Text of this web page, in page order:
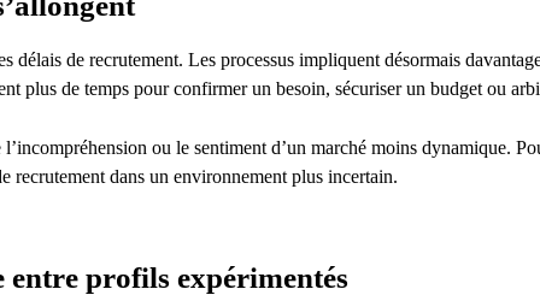
délais de recrutement. Les processus impliquent désormais
plus de temps pour confirmer un besoin, sécuriser un budget ou
ou le sentiment d’un marché moins dynamique.
recrutement dans un environnement plus incertain.
entre profils expérimentés